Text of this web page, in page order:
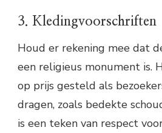
3. Kledingvoorschriften
Houd er rekening mee dat
een religieus monument is.
op prijs gesteld als
dragen, zoals bedekte
is een teken van respect